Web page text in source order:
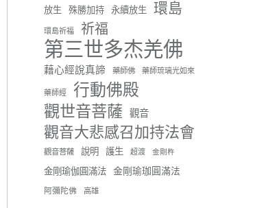
91 42 則留言
分享
世界佛教正心會
June 21, 2026, 12:54 AM
週日（6/21）將於世界佛教正
心會金龜山三寶殿... 觀看更多
放生 殊勝加持 永續放生 環島
環島祈福 祈福
第三世多杰羌佛
藉心經說真諦 藥師佛 藥師琉璃光如來
藥師經 行動佛殿
觀世音菩薩 觀音
觀音大悲感召加持法會
觀音菩薩 說明 護生 超渡 金剛杵
金剛瑜伽圓滿法 金剛瑜珈圓滿法
阿彌陀佛 高雄